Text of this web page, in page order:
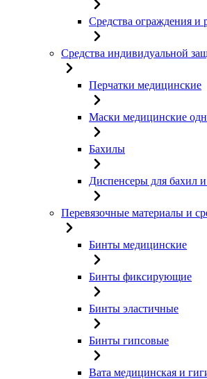
Средства ограждения и
Средства индивидуальной
Перчатки медицинские
Маски медицинские
Бахилы
Диспенсеры для бахил и
Перевязочные материалы и
Бинты медицинские
Бинты фиксирующие
Бинты эластичные
Бинты гипсовые
Вата медицинская и